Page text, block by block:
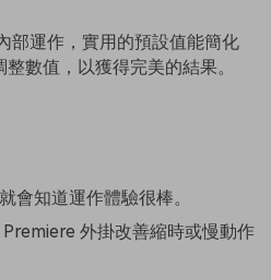
部運作，實用的預設值能簡化
數值，以獲得完美的結果。
會知道運作體驗很棒。
外掛改善縮時或慢動作